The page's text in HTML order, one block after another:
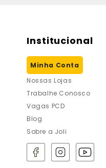
Institucional
Minha Conta
Nossas Lojas
Trabalhe Conosco
Vagas PCD
Blog
Sobre a Joli